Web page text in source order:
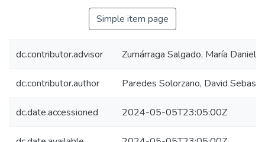
Simple item page
dc.contributor.advisor Zumárraga Salgado, María Daniela
dc.contributor.author Paredes Solorzano, David
dc.date.accessioned 2024-05-05T23:05:00Z